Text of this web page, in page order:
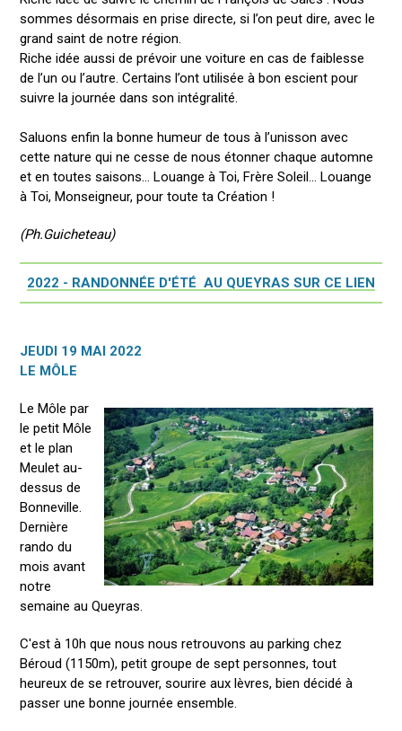
sommes désormais en prise directe, si l’on peut dire, avec le
grand saint de notre région.
Riche idée aussi de prévoir une voiture en cas de faiblesse
de l’un ou l’autre. Certains l’ont utilisée à bon escient pour
suivre la journée dans son intégralité.
Saluons enfin la bonne humeur de tous à l’unisson avec
cette nature qui ne cesse de nous étonner chaque automne
et en toutes saisons… Louange à Toi, Frère Soleil… Louange
à Toi, Monseigneur, pour toute ta Création !
(Ph.Guicheteau)
2022 - RANDONNÉE D'ÉTÉ AU QUEYRAS SUR CE LIEN
JEUDI 19 MAI 2022
LE MÔLE
Le Môle par
le petit Môle
et le plan
Meulet au-
dessus de
Bonneville.
Dernière
rando du
mois avant
notre
semaine au Queyras.
C'est à 10h que nous nous retrouvons au parking chez
Béroud (1150m), petit groupe de sept personnes, tout
heureux de se retrouver, sourire aux lèvres, bien décidé à
passer une bonne journée ensemble.